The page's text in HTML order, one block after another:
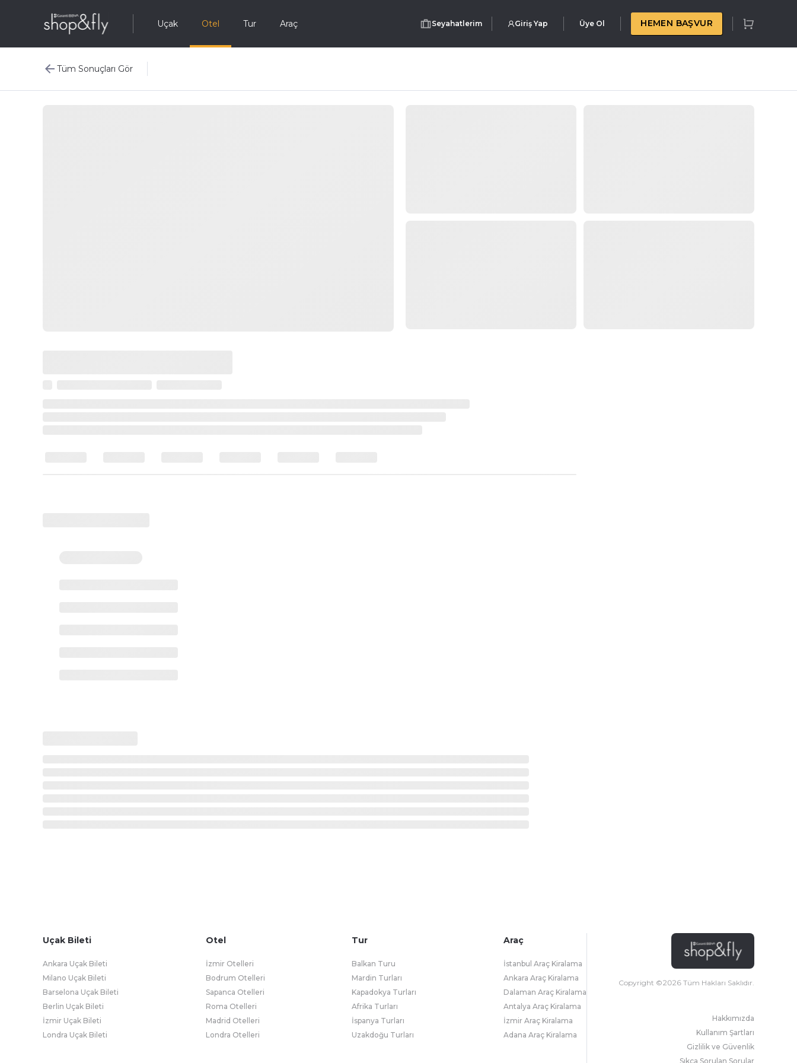
Uçak Otel Tur Araç Seyahatlerim Giriş Yap Üye Ol HEMEN BAŞVUR
Tüm Sonuçları Gör
Uçak Bileti
Ankara Uçak Bileti
Milano Uçak Bileti
Barselona Uçak Bileti
Berlin Uçak Bileti
İzmir Uçak Bileti
Londra Uçak Bileti
Otel
İzmir Otelleri
Bodrum Otelleri
Sapanca Otelleri
Roma Otelleri
Madrid Otelleri
Londra Otelleri
Tur
Balkan Turu
Mardin Turları
Kapadokya Turları
Afrika Turları
İspanya Turları
Uzakdoğu Turları
Araç
İstanbul Araç Kiralama
Ankara Araç Kiralama
Dalaman Araç Kiralama
Antalya Araç Kiralama
İzmir Araç Kiralama
Adana Araç Kiralama
Copyright ©2026 Tüm Hakları Saklıdır.
Hakkımızda
Kullanım Şartları
Gizlilik ve Güvenlik
Sıkça Sorulan Sorular